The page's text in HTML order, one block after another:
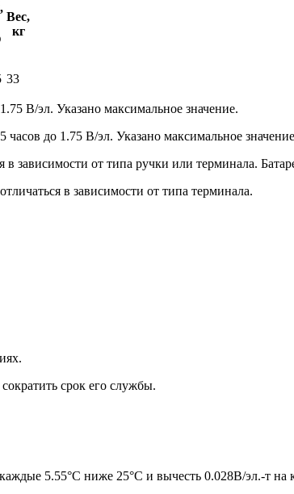
,
Вес,
кг
33
В/эл. Указано максимальное значение.
до 1.75 В/эл. Указано максимальное
зависимости от типа ручки или терминала.
в зависимости от типа терминала.
срок его службы.
5.55°C ниже 25°C и вычесть 0.028В/эл.-т на